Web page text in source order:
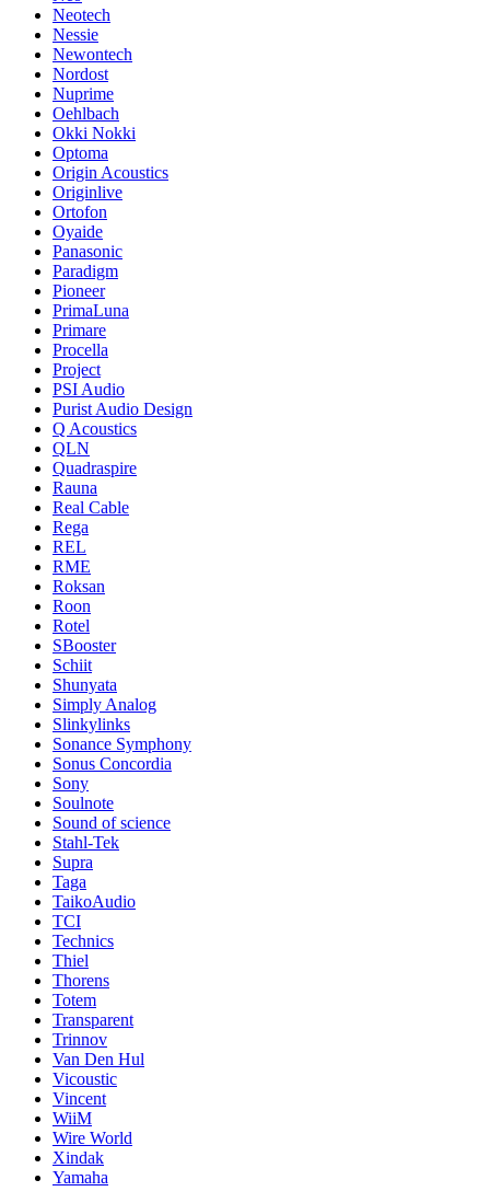
Neotech
Nessie
Newontech
Nordost
Nuprime
Oehlbach
Okki Nokki
Optoma
Origin Acoustics
Originlive
Ortofon
Oyaide
Panasonic
Paradigm
Pioneer
PrimaLuna
Primare
Procella
Project
PSI Audio
Purist Audio Design
Q Acoustics
QLN
Quadraspire
Rauna
Real Cable
Rega
REL
RME
Roksan
Roon
Rotel
SBooster
Schiit
Shunyata
Simply Analog
Slinkylinks
Sonance Symphony
Sonus Concordia
Sony
Soulnote
Sound of science
Stahl-Tek
Supra
Taga
TaikoAudio
TCI
Technics
Thiel
Thorens
Totem
Transparent
Trinnov
Van Den Hul
Vicoustic
Vincent
WiiM
Wire World
Xindak
Yamaha